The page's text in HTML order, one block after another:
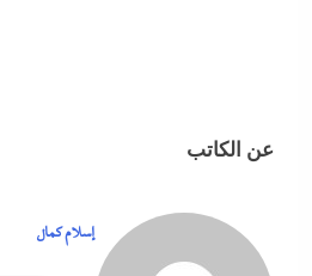
عن الكاتب
إسلام كمال